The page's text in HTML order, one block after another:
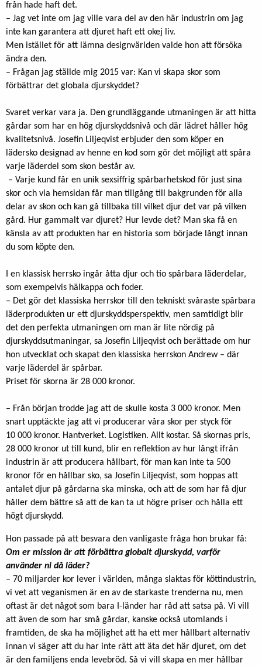
från hade haft det.
– Jag vet inte om jag ville vara del av den här industrin om jag
inte kan garantera att djuret haft ett okej liv.
Men istället för att lämna designvärlden valde hon att försöka
ändra den.
– Frågan jag ställde mig 2015 var: Kan vi skapa skor som
förbättrar det globala djurskyddet?
Svaret verkar vara ja. Den grundläggande utmaningen är att hitta
gårdar som har en hög djurskyddsnivå och där lädret håller hög
kvalitetsnivå. Josefin Liljeqvist erbjuder den som köper en
lädersko designad av henne en kod som gör det möjligt att spåra
varje läderdel som skon består av.
– Varje kund får en unik sexsiffrig spårbarhetskod för just sina
skor och via hemsidan får man tillgång till bakgrunden för alla
delar av skon och kan gå tillbaka till vilket djur det var på vilken
gård. Hur gammalt var djuret? Hur levde det? Man ska få en
känsla av att produkten har en historia som började långt innan
du som köpte den.
I en klassisk herrsko ingår åtta djur och tio spårbara läderdelar,
som exempelvis hälkappa och foder.
– Det gör det klassiska herrskor till den tekniskt svåraste spårbara
läderprodukten ur ett djurskyddsperspektiv, men samtidigt blir
det den perfekta utmaningen om man är lite nördig på
djurskyddsutmaningar, sa Josefin Liljeqvist och berättade om hur
hon utvecklat och skapat den klassiska herrskon Andrew – där
varje läderdel är spårbar.
Priset för skorna är 28 000 kronor.
– Från början trodde jag att de skulle kosta 3 000 kronor. Men
snart upptäckte jag att vi producerar våra skor per styck för
10 000 kronor. Hantverket. Logistiken. Allt kostar. Så skornas pris,
28 000 kronor ut till kund, blir en reflektion av hur långt ifrån
industrin är att producera hållbart, för man kan inte ta 500
kronor för en hållbar sko, sa Josefin Liljeqvist, som hoppas att
antalet djur på gårdarna ska minska, och att de som har få djur
håller dem bättre så att de kan ta ut högre priser och hålla ett
högt djurskydd.
Hon passade på att besvara den vanligaste fråga hon brukar få:
Om er mission är att förbättra globalt djurskydd, varför
använder ni då läder?
– 70 miljarder kor lever i världen, många slaktas för köttindustrin,
vi vet att veganismen är en av de starkaste trenderna nu, men
oftast är det något som bara I-länder har råd att satsa på. Vi vill
att även de som har små gårdar, kanske också utomlands i
framtiden, de ska ha möjlighet att ha ett mer hållbart alternativ
innan vi säger att du har inte rätt att äta det här djuret, om det
är den familjens enda levebröd. Så vi vill skapa en mer hållbar